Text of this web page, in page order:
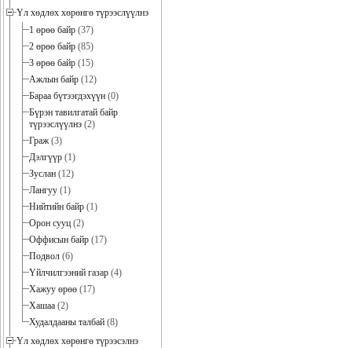
Үл хөдлөх хөрөнгө түрээслүүлнэ
1 өрөө байр (37)
2 өрөө байр (85)
3 өрөө байр (15)
Ажлын байр (12)
Бараа бүтээгдэхүүн (0)
Бүрэн тавилгатай байр
түрээслүүлнэ (2)
Граж(3)
Дэлгүүр (1)
Зуслан (12)
Лангуу (1)
Нийтийн байр (1)
Орон сууц (2)
Оффисын байр (17)
Подвол (6)
Үйлчилгээний газар (4)
Хажуу өрөө (17)
Хашаа (2)
Худалдааны талбай (8)
Үл хөдлөх хөрөнгө түрээсэлнэ